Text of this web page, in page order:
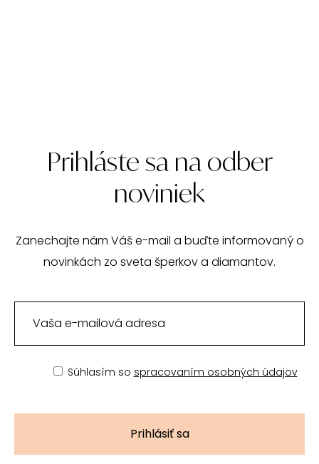
Prihláste sa na odber
noviniek
Zanechajte nám Váš e-mail a buďte informovaný o
novinkách zo sveta šperkov a diamantov.
Súhlasím so spracovaním osobných údajov
Prihlásiť sa